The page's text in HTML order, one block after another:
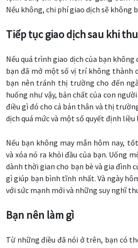
Nếu không, chi phí giao dịch sẽ không
Tiếp tục giao dịch sau khi
Nếu quá trình giao dịch của bạn không
bạn đã mở một số vị trí không
bạn nên tránh thị trường cho đến
huống như vậy, bản chất của con
điều gì đó cho cả bản thân và thị
dịch quá mức và một số quyết định liều
Nếu bạn không may mắn hôm nay,
và xóa nó ra khỏi đầu của bạn. Uống
dành thời gian cho bạn bè và gia đình
gì giúp bạn bình tĩnh nhất. Và ngày
với sức mạnh mới và những suy nghĩ
Bạn nên làm gì
Từ những điều đã nói ở trên, bạn có